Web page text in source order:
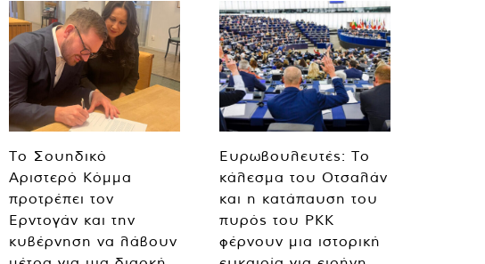
Το Σουηδικό
Αριστερό Κόμμα
προτρέπει τον
Ερντογάν και την
κυβέρνηση να λάβουν
Ευρωβουλευτές: Το
κάλεσμα του Οτσαλάν
και η κατάπαυση του
πυρός του PKK
φέρνουν μια ιστορική